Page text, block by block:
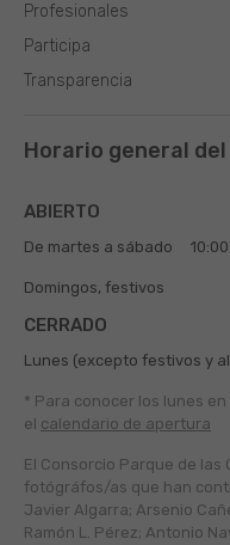
Profesionales
Participa
Transparencia
Horario general del
ABIERTO
De martes a sábado
Domingos, festivos
CERRADO
Lunes (excepto festivos y
* Para conocer los lunes
el calendario de apertura
El Consorcio Parque de
fotógráfos/as que han
Javier Algarra; Arsenio
Ramón L. Pérez; Antonio